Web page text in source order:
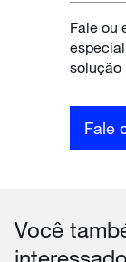
Fale ou
solução
Fale
Você